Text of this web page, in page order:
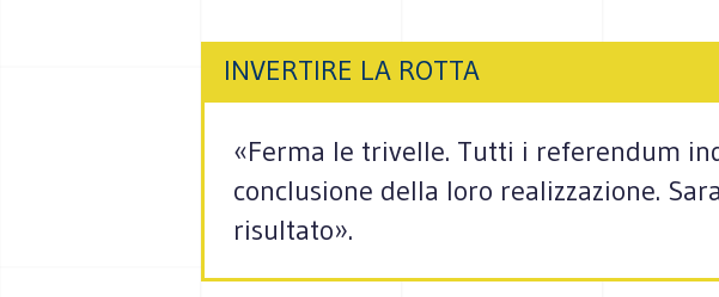
INVERTIRE LA ROTTA
«Ferma le trivelle. Tutti i referendum
conclusione della loro realizzazione.
risultato».